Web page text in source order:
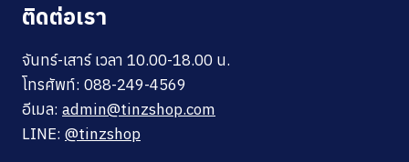
ติดต่อเรา
จันทร์-เสาร์ เวลา 10.00-18.00 น.
โทรศัพท์: 088-249-4569
อีเมล: admin@tinzshop.com
LINE: @tinzshop